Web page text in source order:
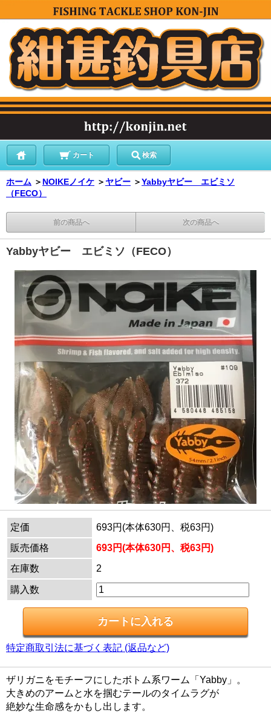
カート 検索
ホーム ＞ NOIKEノイケ ＞ ヤビー ＞Yabbyヤビー エビミソ
（FECO）
前の商品へ 次の商品へ
Yabbyヤビー エビミソ（FECO）
定価
693円(本体630円、税63円)
販売価格
693円(本体630円、税63円)
在庫数
2
購入数
特定商取引法に基づく表記 (返品など)
ザリガニをモチーフにしたボトム系ワーム「Yabby」。
大きめのアームと水を掴むテールのタイムラグが
絶妙な生命感をかもし出します。